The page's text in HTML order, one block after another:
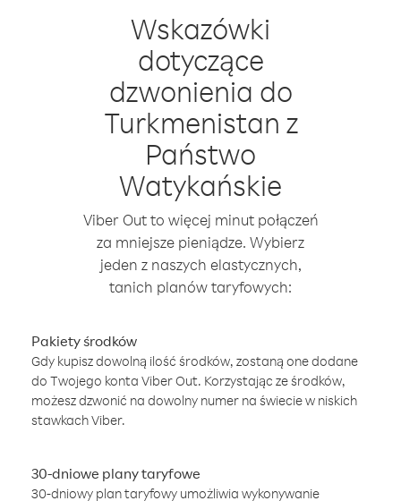
Wskazówki
dotyczące
dzwonienia do
Turkmenistan z
Państwo
Watykańskie
Viber Out to więcej minut połączeń
za mniejsze pieniądze. Wybierz
jeden z naszych elastycznych,
tanich planów taryfowych:
Pakiety środków
Gdy kupisz dowolną ilość środków, zostaną one dodane
do Twojego konta Viber Out. Korzystając ze środków,
możesz dzwonić na dowolny numer na świecie w niskich
stawkach Viber.
30-dniowe plany taryfowe
30-dniowy plan taryfowy umożliwia wykonywanie